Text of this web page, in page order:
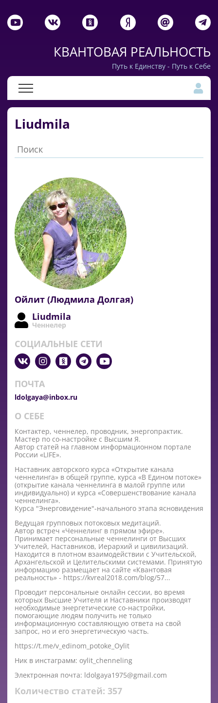
КВАНТОВАЯ РЕАЛЬНОСТЬ
Путь к Единству - Путь к Себе
Liudmila
Ойлит (Людмила Долгая)
Liudmila
Ченнелер
СОЦИАЛЬНЫЕ СЕТИ
ПОЧТА
ldolgaya@inbox.ru
О СЕБЕ
Контактер, ченнелер, проводник, энергопрактик.
Мастер по со-настройке с Высшим Я.
Автор статей на главном информационном портале
России «LIFE».
Наставник авторского курса «Открытие канала
ченнелинга» в общей группе, курса «В Едином потоке»
(открытие канала ченнелинга в малой группе или
индивидуально) и курса «Совершенствование канала
ченнелинга».
Курса "Энерговидение"-начального этапа ясновидения
Ведущая групповых потоковых медитаций.
Автор встреч «Ченнелинг в прямом эфире».
Принимает персональные ченнелинги от Высших
Учителей, Наставников, Иерархий и цивилизаций.
Находится в плотном взаимодействии с Учительской,
Архангельской и Целительскими системами. Принятую
информацию размещает на сайте «Квантовая
реальность» - https://kvreal2018.com/blog/57...
Проводит персональные онлайн сессии, во время
которых Высшие Учителя и Наставники производят
необходимые энергетические со-настройки,
помогающие людям получить не только
информационную составляющую ответа на свой
запрос, но и его энергетическую часть.
https://t.me/v_edinom_potoke_Oylit
Ник в инстаграмм: oylit_chenneling
Электронная почта: ldolgaya1975@gmail.com
Количество статей: 357